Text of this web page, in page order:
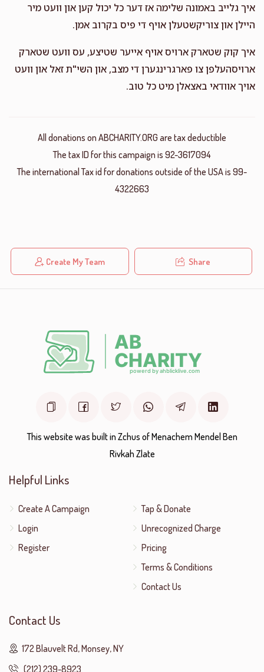
איך גלייב באמונה שלימה אז דער כל יכול קען און וועט מיר
היילן און צוריקשטעלן אויף די פיס בקרוב אמן.
איך קוק שטארק ארויס אויף אייער שטיצע, עס וועט שטארק
ארויסהעלפן צו פארגרינגערן די מצב, און השי"ת זאל און וועט
אויך אוודאי באצאלן מיט כל טוב.
All donations on ABCHARITY.ORG are tax deductible
The tax ID for this campaign is 92-3617094
The international Tax id for donations outside of the USA is 99-
4322663
Create My Team Share
This website was built in Zchus of Menachem Mendel Ben
Rivkah Zlate
Helpful Links
Create A Campaign
Login
Register
Tap & Donate
Unrecognized Charge
Pricing
Terms & Conditions
Contact Us
Contact Us
172 Blauvelt Rd, Monsey, NY
(212) 239-8923